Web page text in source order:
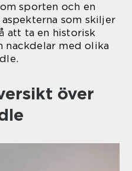
sporten och en
som skiljer
att ta en historisk
nackdelar med olika
över